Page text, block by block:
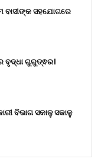
ବାସୀଙ୍କ ସହଯୋଗରେ
ବୃଦ୍ଧା ଗୁରୁତ୍ଵର।
ବିଭାଗ ସକାଳୁ ସକାଳୁ